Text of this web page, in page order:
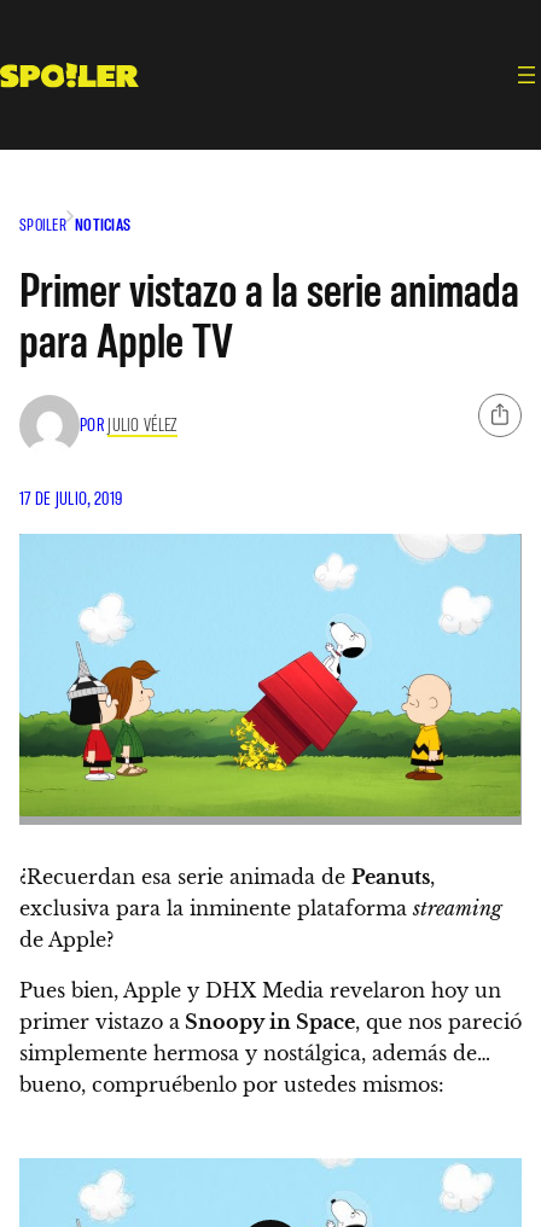
contenido
SPOILER NOTICIAS
Primer vistazo a la serie animada
para Apple TV
POR JULIO VÉLEZ
17 DE JULIO, 2019
¿Recuerdan esa serie animada de Peanuts,
exclusiva para la inminente plataformastreaming
de Apple?
Pues bien, Apple y DHX Media revelaron hoy un
primer vistazo a Snoopy in Space, que nos pareció
simplemente hermosa y nostálgica, además de…
bueno, compruébenlo por ustedes mismos: